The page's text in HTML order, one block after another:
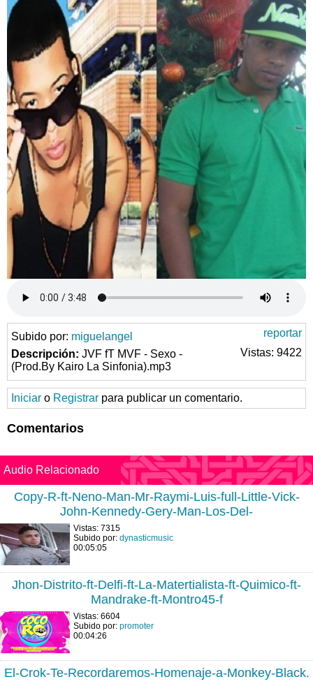
Subido por: miguelangel
Descripción: JVF fT MVF - Sexo -
(Prod.By Kairo La Sinfonia).mp3
reportar
Vistas: 9422
Iniciar o Registrar para publicar un comentario.
Comentarios
Audio Relacionado
Copy-R-ft-Neno-Man-Mr-Raymi-Luis-full-Little-Vick-
John-Kennedy-Gery-Man-Los-Del-
Vistas: 7315
Subido por: dynasticmusic
00:05:05
Jhon-Distrito-ft-Delfi-ft-La-Matertialista-ft-Quimico-ft-
Mandrake-ft-Montro45-f
Vistas: 6604
Subido por: promoter
00:04:26
El-Crok-Te-Recordaremos-Homenaje-a-Monkey-Black.